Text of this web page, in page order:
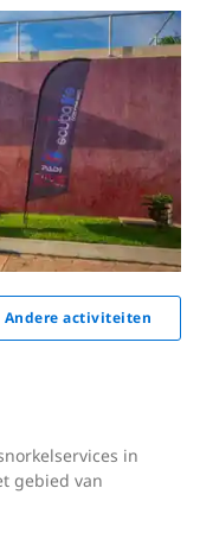
Andere activiteiten
in
gebied van